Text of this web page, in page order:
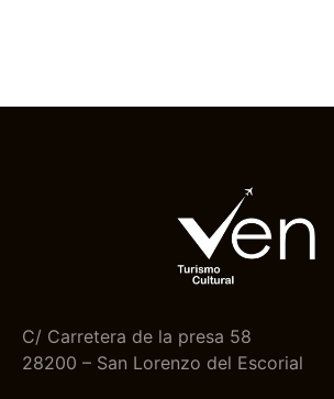
C/ Carretera de la presa 58
28200 – San Lorenzo del Escorial